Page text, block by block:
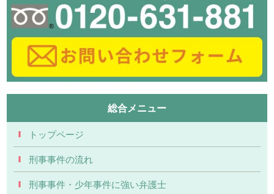
総合メニュー
トップページ
刑事事件の流れ
刑事事件・少年事件に強い弁護士